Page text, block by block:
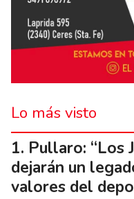
Lo más visto
Pullaro: “Los
dejarán un
valores del